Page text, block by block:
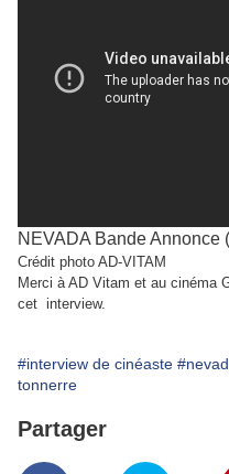
NEVADA Bande Annonce
Crédit photo AD-VITAM
Merci à AD Vitam et au cinéma
cet interview.
#interview de cinéaste
tonnerre
Partager